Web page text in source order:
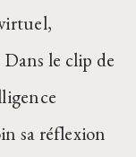
le clip de
sa réflexion